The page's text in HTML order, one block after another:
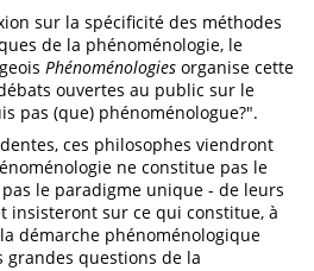
sur la spécificité des méthodes
de la phénoménologie, le
Phénoménologies organise cette
ouvertes au public sur le
pas (que) phénoménologue?".
ces philosophes viendront
ne constitue pas le
le paradigme unique - de leurs
insisteront sur ce qui constitue, à
démarche phénoménologique
questions de la